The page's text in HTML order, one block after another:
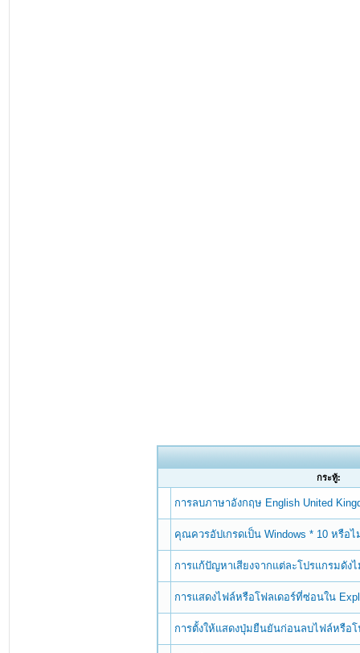
กระทู้:
การลบภาษาอังกฤษ English United
คุณควรอัปเกรดเป็น Windows * 10 หรือไ
การแก้ปัญหาเสียงจากแต่ละโปรแกรมดัง
การแสดงไฟล์หรือโฟลเดอร์ที่ซ่อนใน
การตั้งให้แสดงปุ่มยืนยันก่อนลบไฟล์หรือโ